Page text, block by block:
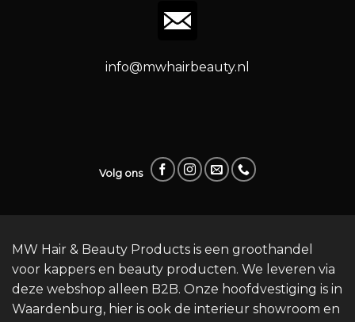
info@mwhairbeauty.nl
Volg ons
MW Hair & Beauty Products is een groothandel
voor kappers en beauty producten. We leveren via
deze webshop alleen B2B. Onze hoofdvestiging is in
Waardenburg, hier is ook de interieur showroom en